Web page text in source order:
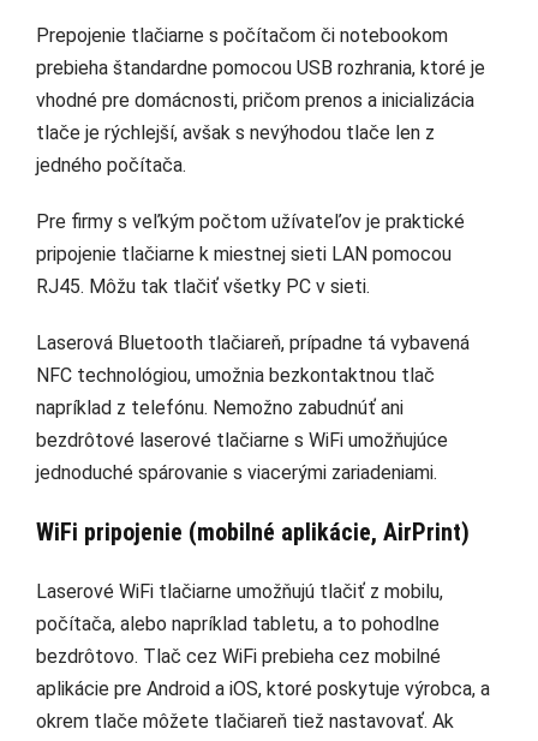
Prepojenie tlačiarne s počítačom či notebookom
prebieha štandardne pomocou USB rozhrania, ktoré je
vhodné pre domácnosti, pričom prenos a inicializácia
tlače je rýchlejší, avšak s nevýhodou tlače len z
jedného počítača.
Pre firmy s veľkým počtom užívateľov je praktické
pripojenie tlačiarne k miestnej sieti LAN pomocou
RJ45. Môžu tak tlačiť všetky PC v sieti.
Laserová Bluetooth tlačiareň, prípadne tá vybavená
NFC technológiou, umožnia bezkontaktnou tlač
napríklad z telefónu. Nemožno zabudnúť ani
bezdrôtové laserové tlačiarne s WiFi umožňujúce
jednoduché spárovanie s viacerými zariadeniami.
WiFi pripojenie (mobilné aplikácie, AirPrint)
Laserové WiFi tlačiarne umožňujú tlačiť z mobilu,
počítača, alebo napríklad tabletu, a to pohodlne
bezdrôtovo. Tlač cez WiFi prebieha cez mobilné
aplikácie pre Android a iOS, ktoré poskytuje výrobca, a
okrem tlače môžete tlačiareň tiež nastavovať. Ak